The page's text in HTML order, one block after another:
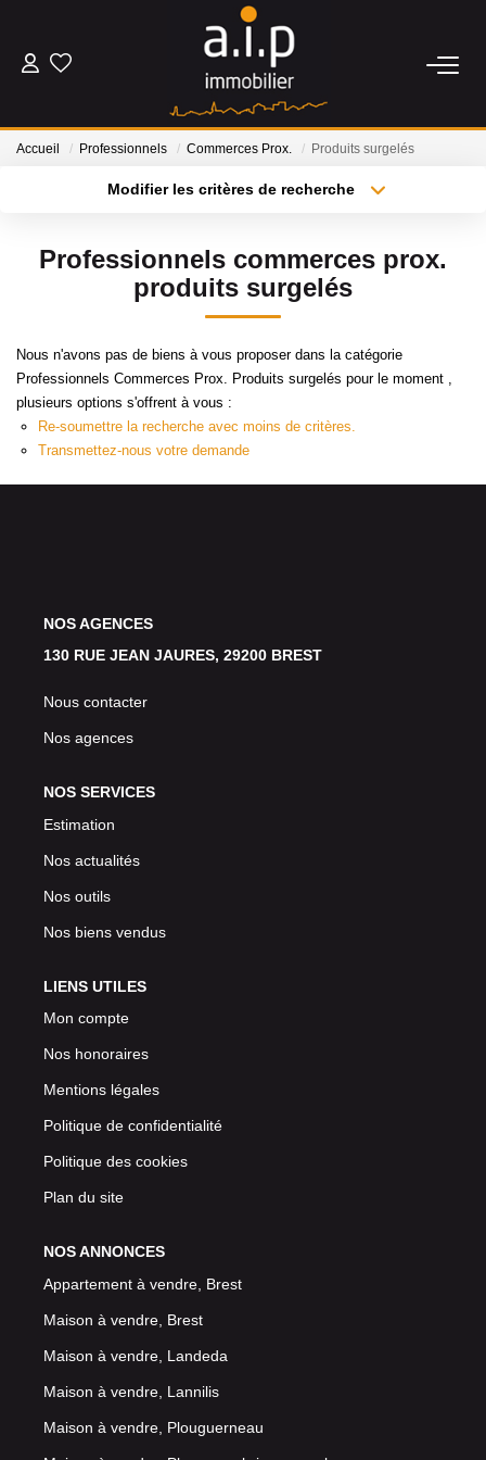
ACHETER
BIENS VENDUS
NOS AGENCES
Qui Sommes Nous
Nos Actualités
Accueil Professionnels Commerces Prox. Produits surgelés
Modifier les critères de recherche
Type de bien
Surface min
Créer une alerte
Professionnels commerces prox.
produits surgelés
Nous n'avons pas de biens à vous proposer dans la catégorie
Professionnels Commerces Prox. Produits surgelés pour le moment ,
plusieurs options s'offrent à vous :
Re-soumettre la recherche avec moins de critères.
Transmettez-nous votre demande
NOS AGENCES
130 RUE JEAN JAURES, 29200 BREST
Nous contacter
Nos agences
NOS SERVICES
Estimation
Nos actualités
Nos outils
Nos biens vendus
LIENS UTILES
Mon compte
Nos honoraires
Mentions légales
Politique de confidentialité
Politique des cookies
Plan du site
NOS ANNONCES
Appartement à vendre, Brest
Maison à vendre, Brest
Maison à vendre, Landeda
Maison à vendre, Lannilis
Maison à vendre, Plouguerneau